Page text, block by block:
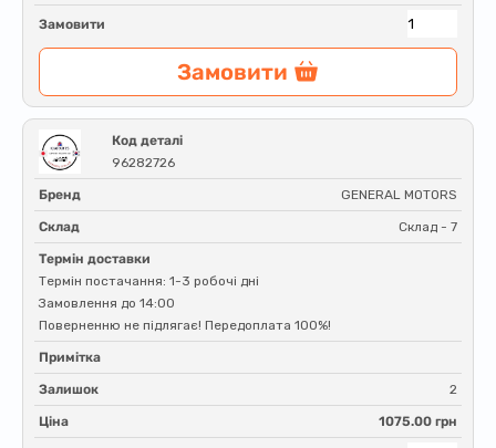
Замовити
Замовити
Код деталі
96282726
Бренд GENERAL MOTORS
Склад Склад - 7
Термін доставки
Термін постачання: 1-3 робочі дні
Замовлення до 14:00
Поверненню не підлягає! Передоплата 100%!
Примітка
Залишок 2
Ціна 1075.00 грн